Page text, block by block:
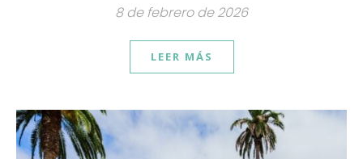
8 de febrero de 2026
LEER MÁS